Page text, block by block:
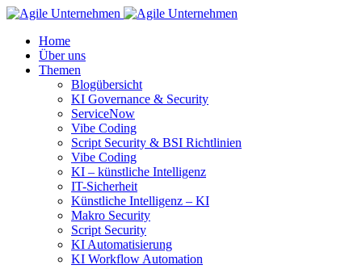
Home
Über uns
Themen
Blogübersicht
KI Governance & Security
ServiceNow
Vibe Coding
Script Security & BSI Richtlinien
Vibe Coding
KI – künstliche Intelligenz
IT-Sicherheit
Künstliche Intelligenz – KI
Makro Security
Script Security
KI Automatisierung
KI Workflow Automation